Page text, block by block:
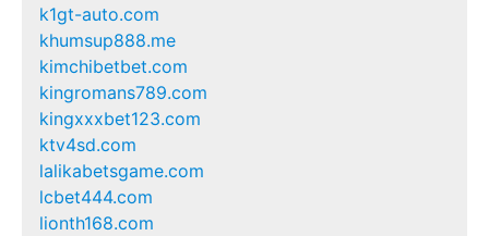
k1gt-auto.com
khumsup888.me
kimchibetbet.com
kingromans789.com
kingxxxbet123.com
ktv4sd.com
lalikabetsgame.com
lcbet444.com
lionth168.com